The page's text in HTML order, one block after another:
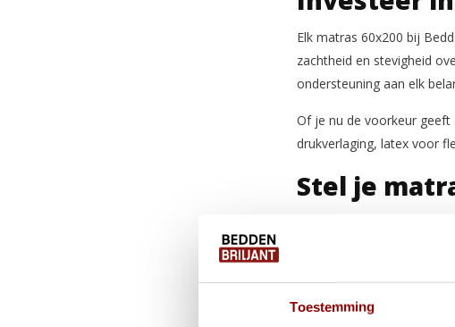
Toestemming
Elk matras 60x200 bij
zachtheid en stevigheid
ondersteuning aan elk
Of je nu de voorkeur
drukverlaging, latex voor
Stel je
Bij Beddenbriljant
verschillende materialen,
Hierdoor ligt je matras